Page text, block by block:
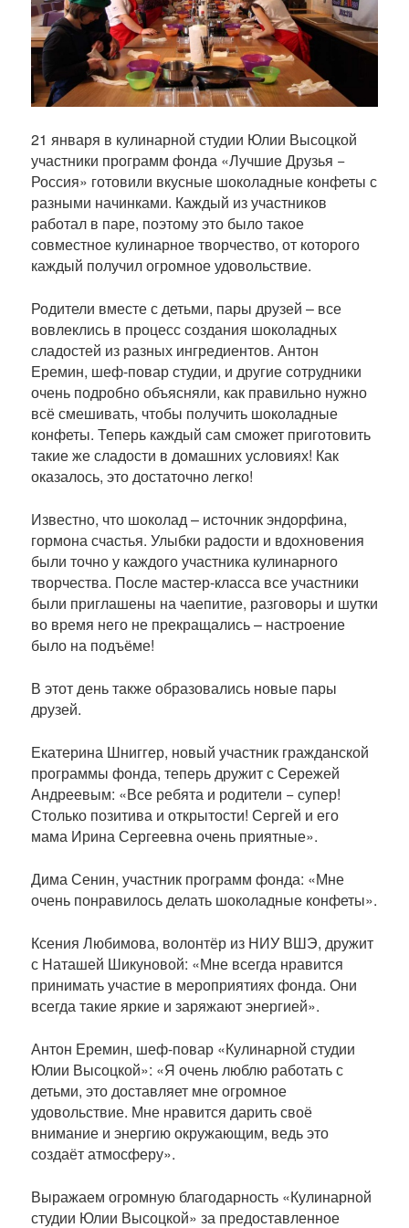
б
л
и
к
а
и
и
21 января в кулинарной студии Юлии Высоцкой
участники программ фонда «Лучшие Друзья −
Россия» готовили вкусные шоколадные конфеты с
разными начинками. Каждый из участников
работал в паре, поэтому это было такое
совместное кулинарное творчество, от которого
каждый получил огромное удовольствие.
Родители вместе с детьми, пары друзей – все
вовлеклись в процесс создания шоколадных
сладостей из разных ингредиентов. Антон
Еремин, шеф-повар студии, и другие сотрудники
очень подробно объясняли, как правильно нужно
всё смешивать, чтобы получить шоколадные
конфеты. Теперь каждый сам сможет приготовить
такие же сладости в домашних условиях! Как
оказалось, это достаточно легко!
Известно, что шоколад – источник эндорфина,
гормона счастья. Улыбки радости и вдохновения
были точно у каждого участника кулинарного
творчества. После мастер-класса все участники
были приглашены на чаепитие, разговоры и шутки
во время него не прекращались – настроение
было на подъёме!
В этот день также образовались новые пары
друзей.
Екатерина Шниггер, новый участник гражданской
программы фонда, теперь дружит с Сережей
Андреевым: «Все ребята и родители − супер!
Столько позитива и открытости! Сергей и его
мама Ирина Сергеевна очень приятные».
Дима Сенин, участник программ фонда: «Мне
очень понравилось делать шоколадные конфеты».
Ксения Любимова, волонтёр из НИУ ВШЭ, дружит
с Наташей Шикуновой: «Мне всегда нравится
принимать участие в мероприятиях фонда. Они
всегда такие яркие и заряжают энергией».
Антон Еремин, шеф-повар «Кулинарной студии
Юлии Высоцкой»: «Я очень люблю работать с
детьми, это доставляет мне огромное
удовольствие. Мне нравится дарить своё
внимание и энергию окружающим, ведь это
создаёт атмосферу».
Выражаем огромную благодарность «Кулинарной
студии Юлии Высоцкой» за предоставленное